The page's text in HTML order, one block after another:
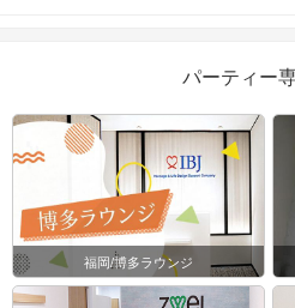
パーティー
福岡/博多ラウンジ